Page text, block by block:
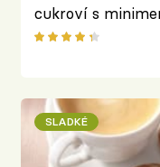
cukroví s
SLADKÉ